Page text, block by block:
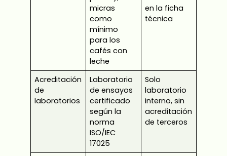
micras
como
mínimo
para los
cafés con
leche
en la ficha
técnica
Acreditación
de
laboratorios
Laboratorio
de ensayos
certificado
según la
norma
ISO/IEC
17025
Solo
laboratorio
interno, sin
acreditación
de terceros